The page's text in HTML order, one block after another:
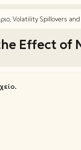
Volatility Spillovers
Effect of